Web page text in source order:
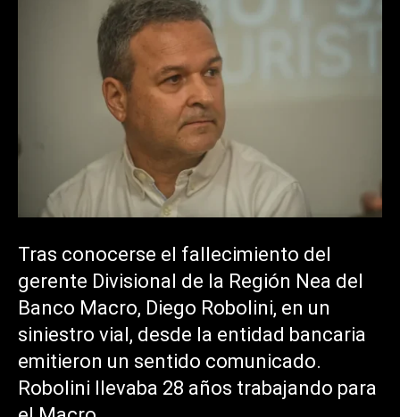
Tras conocerse el fallecimiento del
gerente Divisional de la Región Nea del
Banco Macro, Diego Robolini, en un
siniestro vial, desde la entidad bancaria
emitieron un sentido comunicado.
Robolini llevaba 28 años trabajando para